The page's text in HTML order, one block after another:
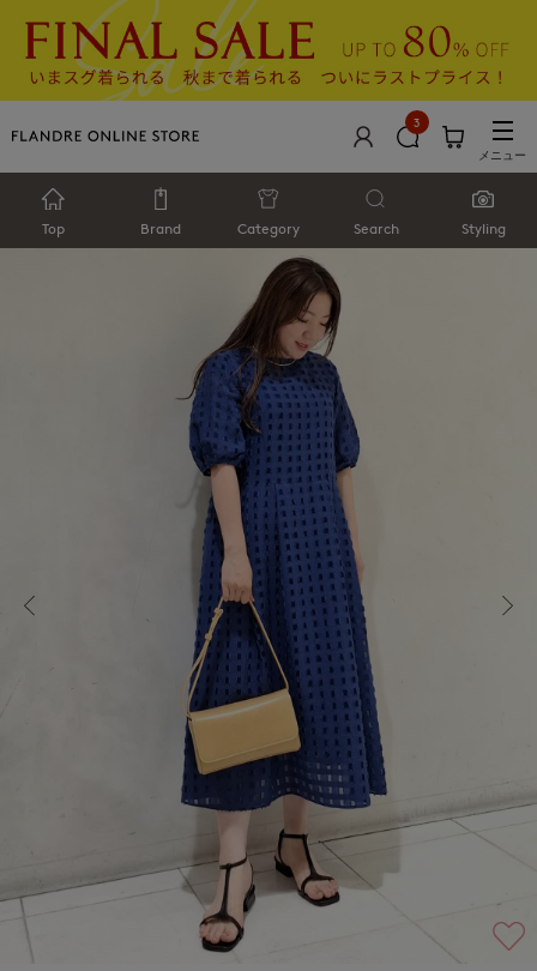
3
メニュー
Top Brand Category Search Styling